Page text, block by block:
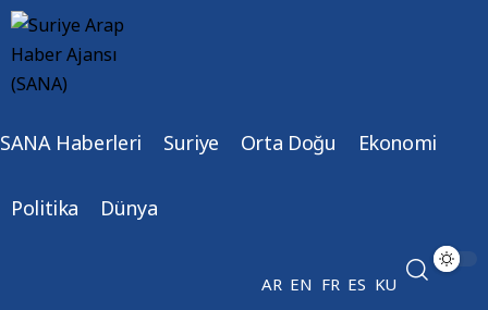
SANA Haberleri Suriye Orta Doğu Ekonomi
Politika Dünya
AR EN FR ES KU